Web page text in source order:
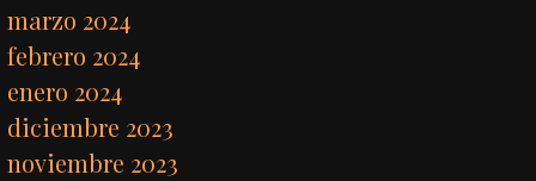
marzo 2024
febrero 2024
enero 2024
diciembre 2023
noviembre 2023